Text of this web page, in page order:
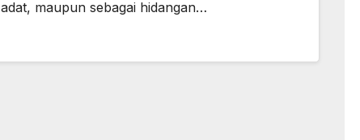
adat, maupun sebagai hidangan…